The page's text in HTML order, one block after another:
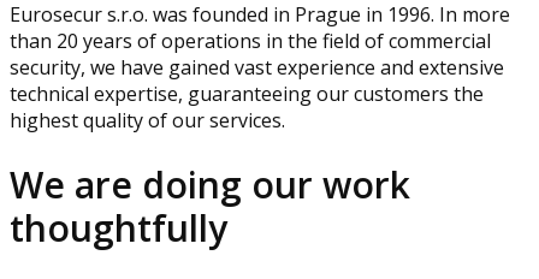
Eurosecur s.r.o. was founded in Prague in 1996. In more
than 20 years of operations in the field of commercial
security, we have gained vast experience and extensive
technical expertise, guaranteeing our customers the
highest quality of our services.
We are doing our work
thoughtfully